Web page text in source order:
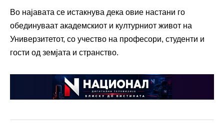
Во најавата се истакнува дека овие настани го
обединуваат академскиот и културниот живот на
Универзитетот, со учество на професори, студенти и
гости од земјата и странство.